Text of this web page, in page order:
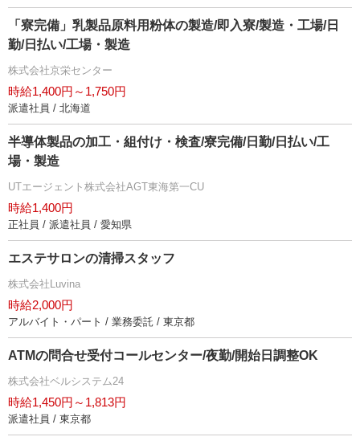
「寮完備」乳製品原料用粉体の製造/即入寮/製造・工場/日
勤/日払い/工場・製造
株式会社京栄センター
時給1,400円～1,750円
派遣社員 / 北海道
半導体製品の加工・組付け・検査/寮完備/日勤/日払い/工
場・製造
UTエージェント株式会社AGT東海第一CU
時給1,400円
正社員 / 派遣社員 / 愛知県
エステサロンの清掃スタッフ
株式会社Luvina
時給2,000円
アルバイト・パート / 業務委託 / 東京都
ATMの問合せ受付コールセンター/夜勤/開始日調整OK
株式会社ベルシステム24
時給1,450円～1,813円
派遣社員 / 東京都